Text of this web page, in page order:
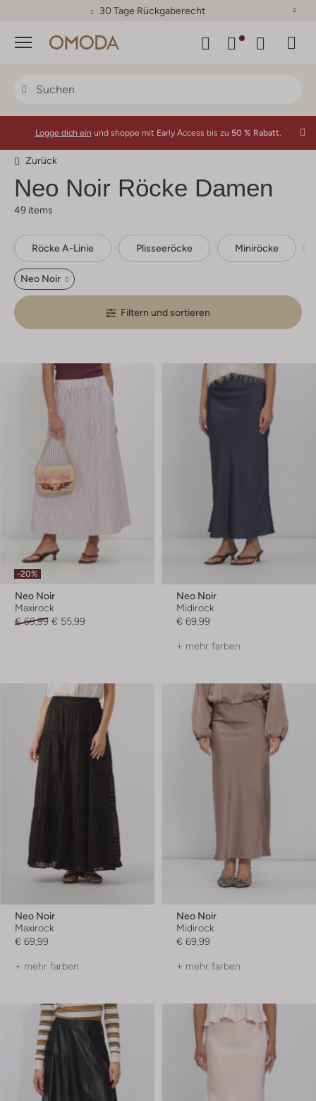
30 Tage Rückgaberecht
Menü
Logge dich ein und shoppe mit Early Access bis zu 50 % Rabatt.
Zurück
Neo Noir Röcke Damen
49 items
Röcke A-Linie Plisseeröcke Miniröcke
Neo Noir
Filtern und sortieren
-20%
Neo Noir
Maxirock
€ 69,99 € 55,99
Neo Noir
Midirock
€ 69,99
+ mehr farben
Neo Noir
Maxirock
€ 69,99
+ mehr farben
Neo Noir
Midirock
€ 69,99
+ mehr farben